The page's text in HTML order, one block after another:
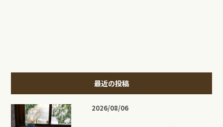
最近の投稿
2026/08/06